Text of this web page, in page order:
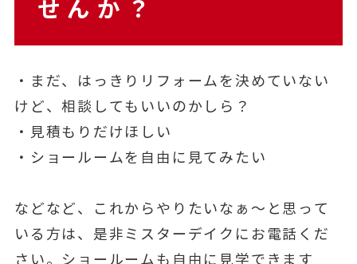
せんか？
・まだ、はっきりリフォームを決めていない
けど、相談してもいいのかしら？
・見積もりだけほしい
・ショールームを自由に見てみたい
などなど、これからやりたいなぁ～と思って
いる方は、是非ミスターデイクにお電話くだ
さい。ショールームも自由に見学できます